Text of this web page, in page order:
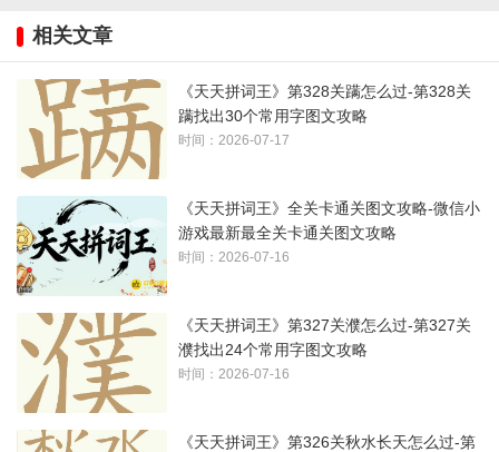
相关文章
《天天拼词王》第328关蹒怎么过-第328关
蹒找出30个常用字图文攻略
时间：2026-07-17
《天天拼词王》全关卡通关图文攻略-微信小
游戏最新最全关卡通关图文攻略
时间：2026-07-16
《天天拼词王》第327关濮怎么过-第327关
濮找出24个常用字图文攻略
时间：2026-07-16
《天天拼词王》第326关秋水长天怎么过-第